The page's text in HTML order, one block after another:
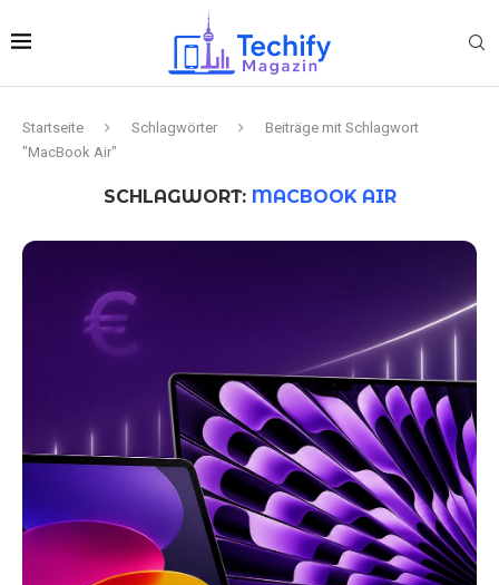
Startseite Schlagwörter
Beiträge mit Schlagwort
"MacBook Air"
SCHLAGWORT: MACBOOK AIR